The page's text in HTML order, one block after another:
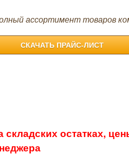
ассортимент товаров
СКАЧАТЬ ПРАЙС-ЛИСТ
остатках,